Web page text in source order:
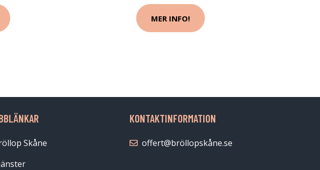
MER INFO!
Skåne
KONTAKTINFORMATION
offert@bröllopskåne.se